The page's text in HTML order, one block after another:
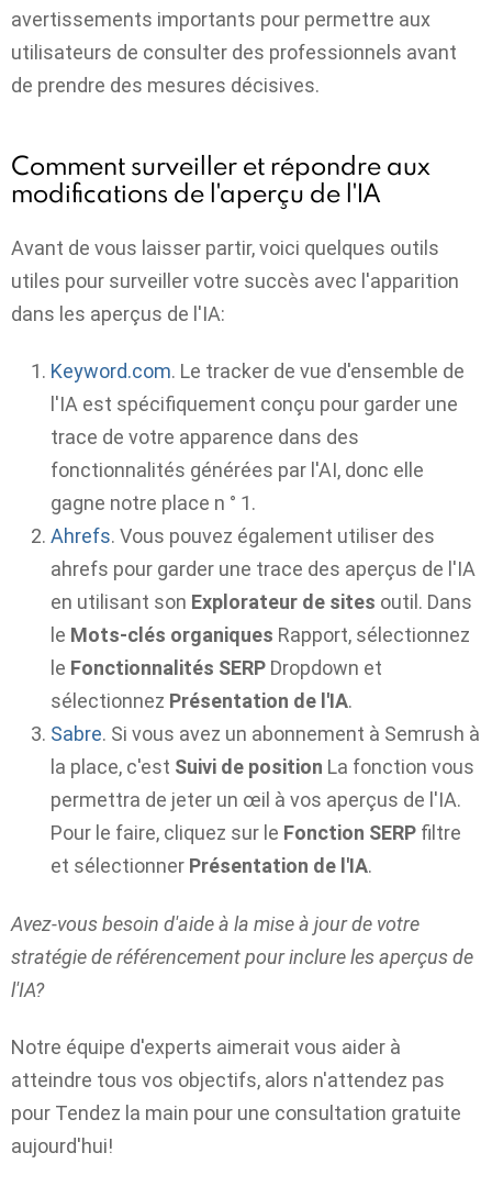
avertissements importants pour permettre aux
utilisateurs de consulter des professionnels avant
de prendre des mesures décisives.
Comment surveiller et répondre aux
modifications de l'aperçu de l'IA
Avant de vous laisser partir, voici quelques outils
utiles pour surveiller votre succès avec l'apparition
dans les aperçus de l'IA:
Keyword.com. Le tracker de vue d'ensemble de
l'IA est spécifiquement conçu pour garder une
trace de votre apparence dans des
fonctionnalités générées par l'AI, donc elle
gagne notre place n ° 1.
Ahrefs. Vous pouvez également utiliser des
ahrefs pour garder une trace des aperçus de l'IA
en utilisant son Explorateur de sites outil. Dans
le Mots-clés organiques Rapport, sélectionnez
le Fonctionnalités SERP Dropdown et
sélectionnez Présentation de l'IA.
Sabre. Si vous avez un abonnement à Semrush à
la place, c'est Suivi de position La fonction vous
permettra de jeter un œil à vos aperçus de l'IA.
Pour le faire, cliquez sur le Fonction SERP filtre
et sélectionner Présentation de l'IA.
Avez-vous besoin d'aide à la mise à jour de votre
stratégie de référencement pour inclure les aperçus de
l'IA?
Notre équipe d'experts aimerait vous aider à
atteindre tous vos objectifs, alors n'attendez pas
pour Tendez la main pour une consultation gratuite
aujourd'hui!